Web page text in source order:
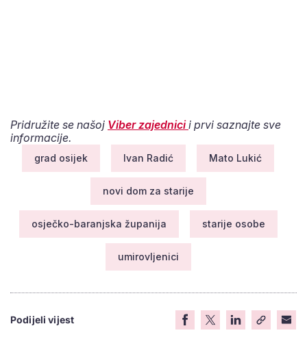
Pridružite se našoj Viber zajednicii prvi saznajte sve
informacije.
grad osijek Ivan Radić Mato Lukić
novi dom za starije
osječko-baranjska županija starije osobe
umirovljenici
Podijeli vijest